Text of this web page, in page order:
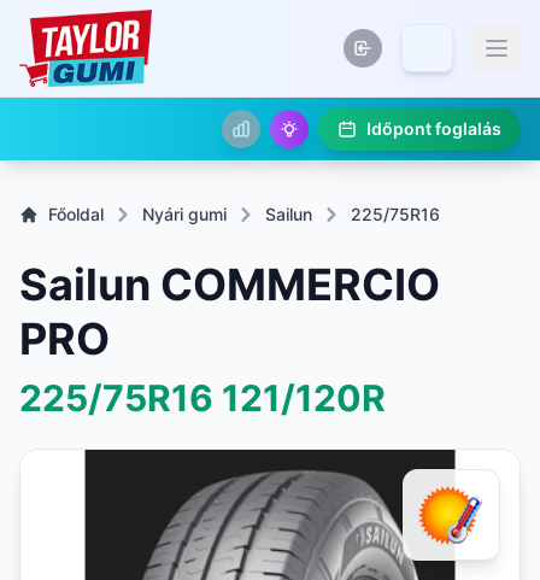
Időpont foglalás
Főoldal Nyári gumi Sailun 225/75R16
Sailun COMMERCIO
PRO
225/75R16 121/120R